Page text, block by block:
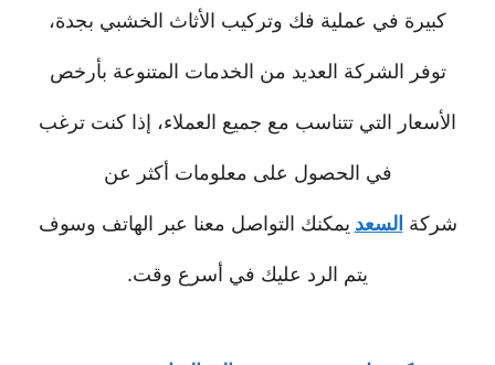
كبيرة في عملية فك وتركيب الأثاث الخشبي بجدة،
توفر الشركة العديد من الخدمات المتنوعة بأرخص
الأسعار التي تتناسب مع جميع العملاء، إذا كنت ترغب
في الحصول على معلومات أكثر عن
شركة السعد يمكنك التواصل معنا عبر الهاتف وسوف
يتم الرد عليك في أسرع وقت.